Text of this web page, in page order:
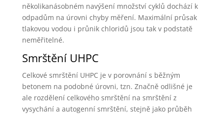
několikanásobném navýšení množství cyklů dochází k
odpadům na úrovni chyby měření. Maximální průsak
tlakovou vodou i průnik chloridů jsou tak v podstatě
neměřitelné.
Smrštění UHPC
Celkové smrštění UHPC je v porovnání s běžným
betonem na podobné úrovni, tzn. Značně odlišné je
ale rozdělení celkového smrštění na smrštění z
vysychání a autogenní smrštění, stejně jako průběh